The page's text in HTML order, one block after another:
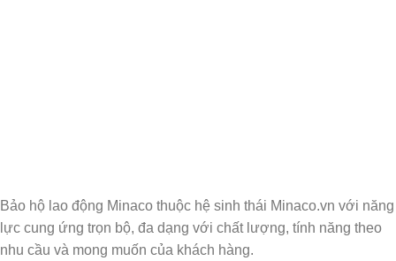
Bảo hộ lao động Minaco thuộc hệ sinh thái Minaco.vn với năng
lực cung ứng trọn bộ, đa dạng với chất lượng, tính năng theo
nhu cầu và mong muốn của khách hàng.